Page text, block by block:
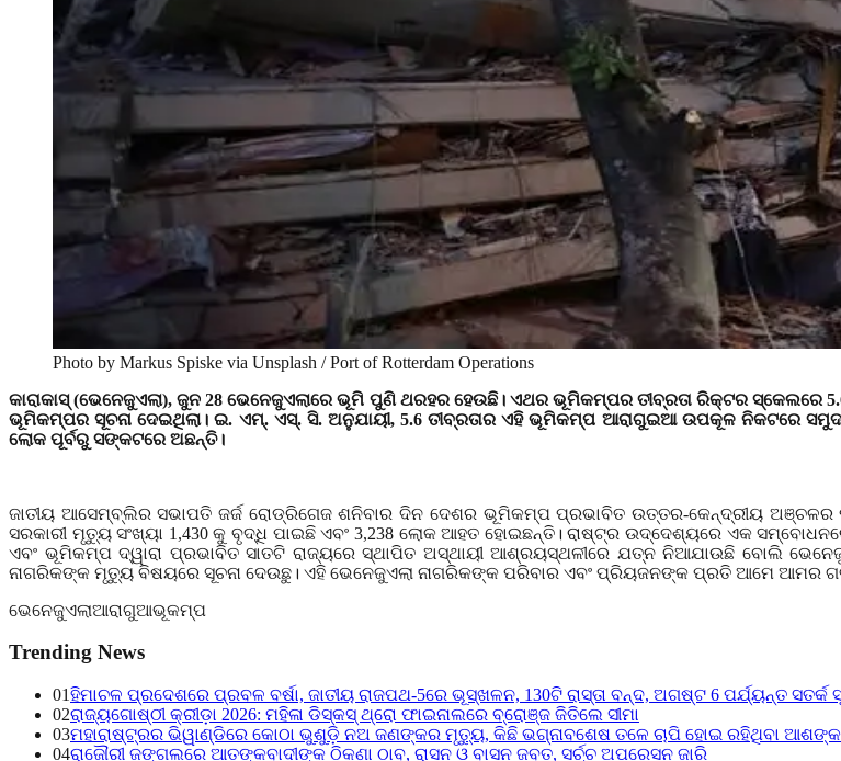
Photo by Markus Spiske via Unsplash / Port of Rotterdam Operations
କାରାକାସ୍ (ଭେନେଜୁଏଲା),ଜୁନ 28 ଭେନେଜୁଏଲାରେ ଭୂମି ପୁଣି ଥରହର ହେଉଛି। ଏଥର ଭୂମିକମ୍ପର ତୀବ୍ରତା ରିକ୍ଟର ସ୍କେଲରେ
ଭୂମିକମ୍ପର ସୂଚନା ଦେଇଥିଲା। ଇ. ଏମ୍. ଏସ୍. ସି. ଅନୁଯାୟୀ, 5.6 ତୀବ୍ରତାର ଏହି ଭୂମିକମ୍ପ ଆରାଗୁଇଆ ଉପକୂଳ ନିକଟରେ
ଲୋକ ପୂର୍ବରୁ ସଙ୍କଟରେ ଅଛନ୍ତି।
ଜାତୀୟ ଆସେମ୍ବ୍ଲିର ସଭାପତି ଜର୍ଜ ରୋଡ୍ରିଗେଜ ଶନିବାର ଦିନ ଦେଶର ଭୂମିକମ୍ପ ପ୍ରଭାବିତ ଉତ୍ତର-କେନ୍ଦ୍ରୀୟ
ସରକାରୀ ମୃତ୍ୟୁ ସଂଖ୍ୟା 1 ,430 କୁ ବୃଦ୍ଧି ପାଇଛି ଏବଂ 3,238 ଲୋକ ଆହତ ହୋଇଛନ୍ତି। ରାଷ୍ଟ୍ର ଉଦ୍ଦେଶ୍ୟରେ ଏକ
ଏବଂ ଭୂମିକମ୍ପ ଦ୍ୱାରା ପ୍ରଭାବିତ ସାତଟି ରାଜ୍ୟରେ ସ୍ଥାପିତ ଅସ୍ଥାୟୀ ଆଶ୍ରୟସ୍ଥଳୀରେ ଯତ୍ନ ନିଆଯାଉଛି ବୋଲି
ନାଗରିକଙ୍କ ମୃତ୍ୟୁ ବିଷୟରେ ସୂଚନା ଦେଉଛୁ। ଏହି ଭେନେଜୁଏଲା ନାଗରିକଙ୍କ ପରିବାର ଏବଂ ପ୍ରିୟଜନଙ୍କ ପ୍ରତି ଆମେ ଆମର
ଭେନେଜୁଏଲାଆରାଗୁଆଭୂକମ୍ପ
Trending News
01ହିମାଚଳ ପ୍ରଦେଶରେ ପ୍ରବଳ ବର୍ଷା, ଜାତୀୟ ରାଜପଥ-5ରେ ଭୂସ୍ଖଳନ, 130ଟି ରାସ୍ତା ବନ୍ଦ, ଅଗଷ୍ଟ 6 ପର୍ଯ୍ୟନ୍ତ ସତର୍କ
02ରାଜ୍ୟଗୋଷ୍ଠୀ କ୍ରୀଡ଼ା 2026: ମହିଳା ଡିସ୍କସ୍ ଥ୍ରୋ ଫାଇନାଲରେ ବ୍ରୋଞ୍ଜ ଜିତିଲେ ସୀମା
03ମହାରାଷ୍ଟ୍ରର ଭିୱାଣ୍ଡିରେ କୋଠା ଭୁଶୁଡ଼ି ନଅ ଜଣଙ୍କର ମୃତ୍ୟୁ, କିଛି ଭଗ୍ନାବଶେଷ ତଳେ ଚାପି ହୋଇ ରହିଥିବା
04ରାଜୌରୀ ଜଙ୍ଗଲରେ ଆତଙ୍କବାଦୀଙ୍କ ଠିକଣା ଠାବ, ରାସନ ଓ ବାସନ ଜବତ, ସର୍ଚ୍ଚ ଅପରେସନ ଜାରି